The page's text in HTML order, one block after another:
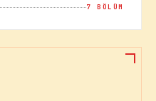
7 BÖLÜM